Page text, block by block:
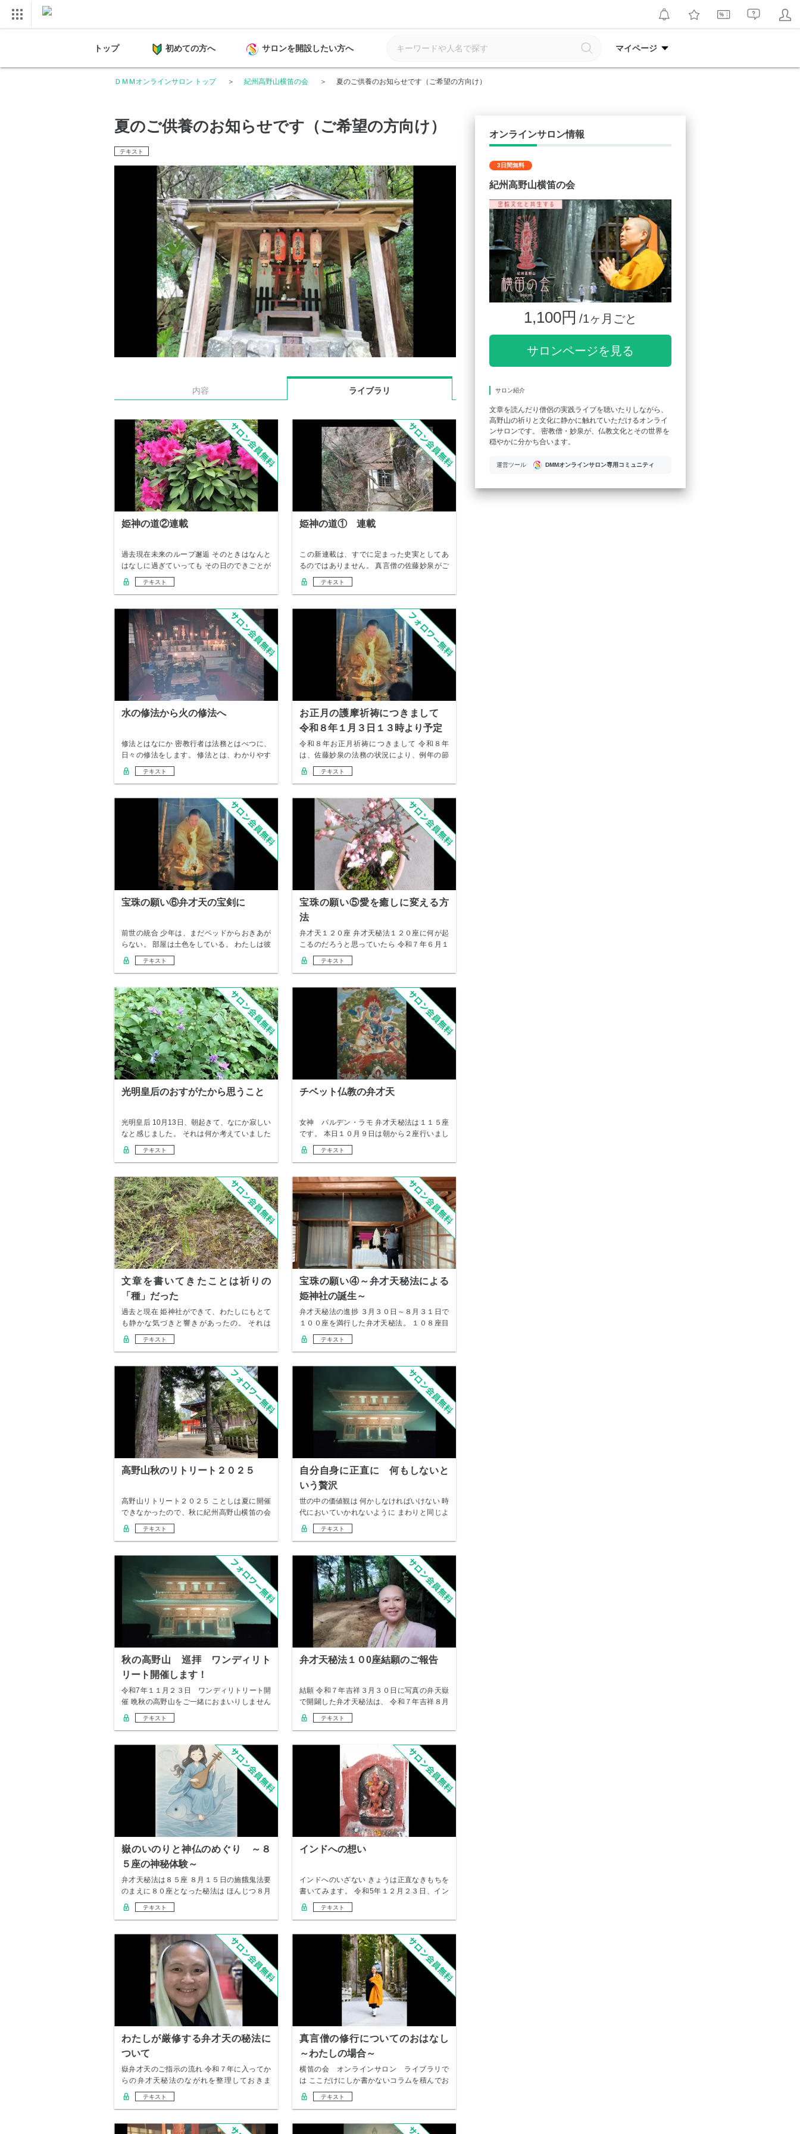
トップ 初めての方へ サロンを開設したい方へ マイページ
ＤＭＭオンラインサロン トップ 紀州高野山横笛の会 夏のご供養のお知らせです（ご希望の方向け）
夏のご供養のお知らせです（ご希望の方向け）
テキスト
内容 ライブラリ
姫神の道②連載
過去現在未来のループ邂逅 そのときはなんと
はなしに過ぎていっても その日のできごとが
なんと…
テキスト
姫神の道① 連載
この新連載は、すでに定まった史実としてあ
るのではありません。 真言僧の佐藤妙泉がご
神仏に導…
テキスト
水の修法から火の修法へ
修法とはなにか 密教行者は法務とはべつに、
日々の修法をします。 修法とは、わかりやす
くいえ…
テキスト
お正月の護摩祈祷につきまして
令和８年１月３日１３時より予定
令和８年お正月祈祷につきまして 令和８年
は、佐藤妙泉の法務の状況により、例年の節
分祈祷は行…
テキスト
宝珠の願い⑥弁才天の宝剣に
前世の統合 少年は、まだベッドからおきあが
らない。 部屋は土色をしている。 わたしは彼
にミ…
テキスト
宝珠の願い⑤愛を癒しに変える方
法
弁才天１２０座 弁才天秘法１２０座に何が起
こるのだろうと思っていたら 令和７年６月１
２日以…
テキスト
光明皇后のおすがたから思うこと
光明皇后 10月13日、朝起きて、なにか寂しい
なと感じました。 それは何か考えていました
ら…
テキスト
チベット仏教の弁才天
女神 パルデン・ラモ 弁才天秘法は１１５座
です。 本日１０月９日は朝から２座行いまし
た。 …
テキスト
文章を書いてきたことは祈りの
「種」だった
過去と現在 姫神社ができて、わたしにもとて
も静かな気づきと響きがあったの。 それは
ね。 わ…
テキスト
宝珠の願い④～弁才天秘法による
姫神社の誕生～
弁才天秘法の進捗 ３月３０日～８月３１日で
１００座を満行した弁才天秘法。 １０８座目
に成っ…
テキスト
高野山秋のリトリート２０２５
高野山リトリート２０２５ ことしは夏に開催
できなかったので、秋に紀州高野山横笛の会
の感謝の…
テキスト
自分自身に正直に 何もしないと
いう贅沢
世の中の価値観は 何かしなければいけない 時
代においていかれないように まわりと同じよ
うに…
テキスト
秋の高野山 巡拝 ワンディリト
リート開催します！
令和7年１１月２３日 ワンディリトリート開
催 晩秋の高野山をご一緒におまいりしません
か。 …
テキスト
弁才天秘法１０0座結願のご報告
結願 令和７年吉祥３月３０日に写真の弁天嶽
で開闢した弁才天秘法は、 令和７年吉祥８月
３１日…
テキスト
嶽のいのりと神仏のめぐり ～８
５座の神秘体験～
弁才天秘法は８５座 ８月１５日の施餓鬼法要
のまえに８０座となった秘法は ほんじつ８月
１９日…
テキスト
インドへの想い
インドへのいざない きょうは正直なきもちを
書いてみます。 令和5年１２月２３日、イン
ド・ビ…
テキスト
わたしが厳修する弁才天の秘法に
ついて
嶽弁才天のご指示の流れ 令和７年に入ってか
らの弁才天秘法のながれを整理しておきま
す。 この…
テキスト
真言僧の修行についてのおはなし
～わたしの場合～
横笛の会 オンラインサロン ライブラリで
は ここだけにしか書かないコラムを積んでお
ります。…
テキスト
オンラインサロン情報
3日間無料
紀州高野山横笛の会
1,100円 /1ヶ月ごと
サロンページを見る
サロン紹介
文章を読んだり僧侶の実践ライブを聴いたりしながら、
高野山の祈りと文化に静かに触れていただけるオンライ
ンサロンです。 密教僧・妙泉が、仏教文化とその世界を
穏やかに分かち合います。
運営ツール DMMオンラインサロン専用コミュニティ